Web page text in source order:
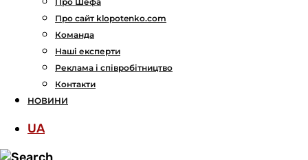
Про сайт klopotenko.com
Команда
Наші експерти
Реклама і співробітництво
Контакти
НОВИНИ
UA